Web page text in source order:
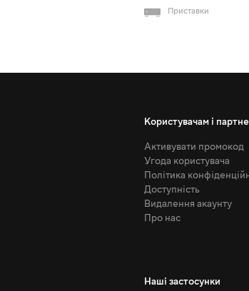
Приставки
Користувачам і
Активувати промокод
Угода користувача
Політика
Доступність
Видалення акаунту
Про нас
Наші застосунки